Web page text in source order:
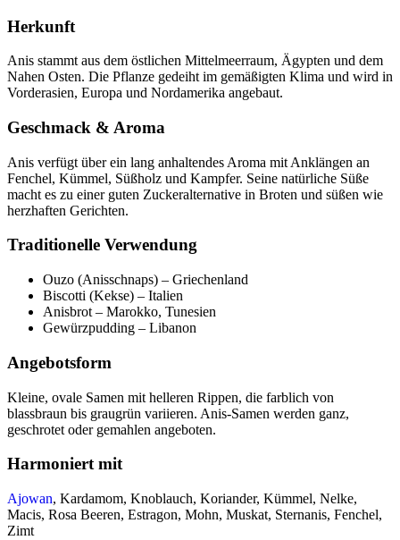
Herkunft
Anis stammt aus dem östlichen Mittelmeerraum, Ägypten und dem
Nahen Osten. Die Pflanze gedeiht im gemäßigten Klima und wird in
Vorderasien, Europa und Nordamerika angebaut.
Geschmack & Aroma
Anis verfügt über ein lang anhaltendes Aroma mit Anklängen an
Fenchel, Kümmel, Süßholz und Kampfer. Seine natürliche Süße
macht es zu einer guten Zuckeralternative in Broten und süßen wie
herzhaften Gerichten.
Traditionelle Verwendung
Ouzo (Anisschnaps) – Griechenland
Biscotti (Kekse) – Italien
Anisbrot – Marokko, Tunesien
Gewürzpudding – Libanon
Angebotsform
Kleine, ovale Samen mit helleren Rippen, die farblich von
blassbraun bis graugrün variieren. Anis-Samen werden ganz,
geschrotet oder gemahlen angeboten.
Harmoniert mit
Ajowan, Kardamom, Knoblauch, Koriander, Kümmel, Nelke,
Macis, Rosa Beeren, Estragon, Mohn, Muskat, Sternanis, Fenchel,
Zimt